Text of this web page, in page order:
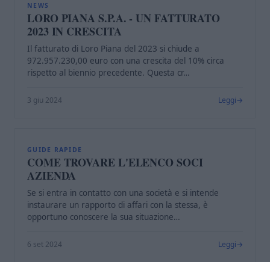
NEWS
LORO PIANA S.P.A. - UN FATTURATO
2023 IN CRESCITA
Il fatturato di Loro Piana del 2023 si chiude a
972.957.230,00 euro con una crescita del 10% circa
rispetto al biennio precedente. Questa cr…
3 giu 2024 Leggi
GUIDE RAPIDE
COME TROVARE L'ELENCO SOCI
AZIENDA
Se si entra in contatto con una società e si intende
instaurare un rapporto di affari con la stessa, è
opportuno conoscere la sua situazione…
6 set 2024 Leggi